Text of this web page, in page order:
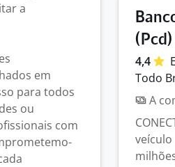
a
em
para todos
ou
com
4,4
Todo
A